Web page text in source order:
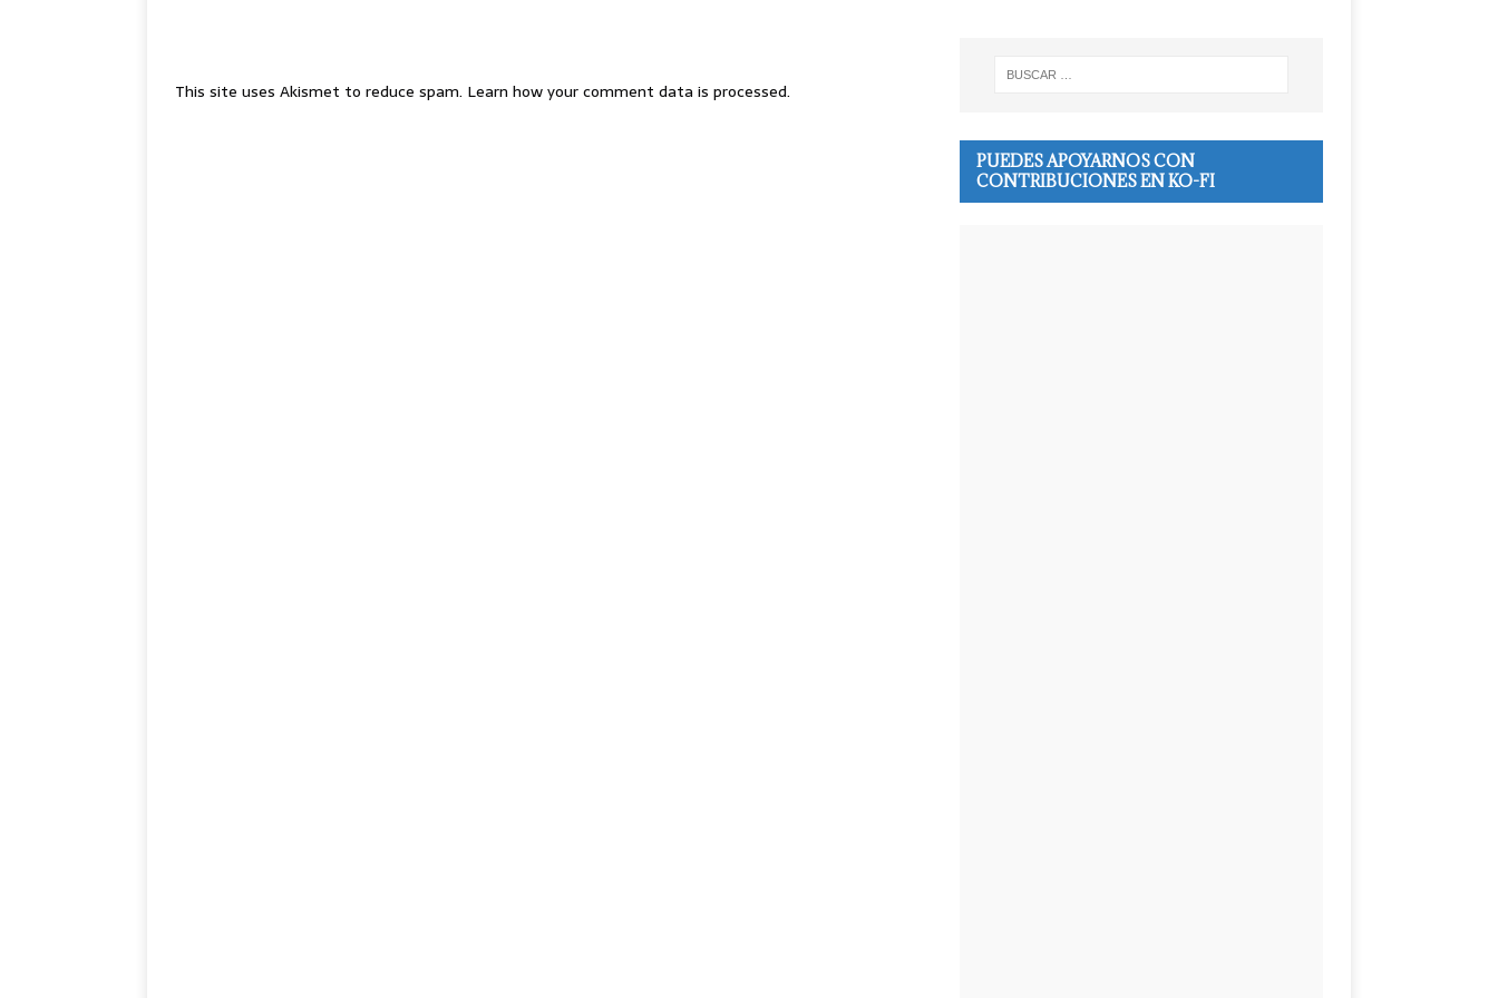
This site uses Akismet to reduce spam. Learn how your comment data is processed.
PUEDES APOYARNOS CON
CONTRIBUCIONES EN KO-FI